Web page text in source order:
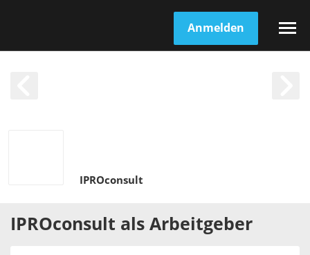
Anmelden
IPROconsult
IPROconsult als Arbeitgeber